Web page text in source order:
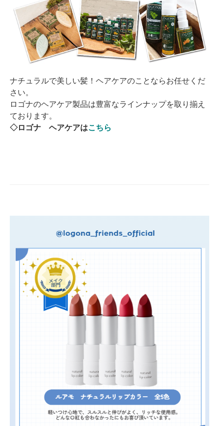
ナチュラルで美しい髪！ヘアケアのことならお任せくだ
さい。
ロゴナのヘアケア製品は豊富なラインナップを取り揃え
ております。
◇ロゴナ ヘアケアはこちら